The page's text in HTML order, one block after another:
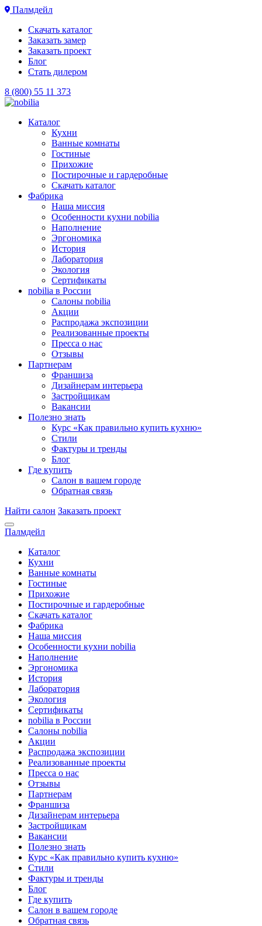
Палмдейл
Скачать каталог
Заказать замер
Заказать проект
Блог
Стать дилером
8 (800) 55 11 373
Каталог
Кухни
Ванные комнаты
Гостиные
Прихожие
Постирочные и гардеробные
Скачать каталог
Фабрика
Наша миссия
Особенности кухни nobilia
Наполнение
Эргономика
История
Лаборатория
Экология
Сертификаты
nobilia в России
Салоны nobilia
Акции
Распродажа экспозиции
Реализованные проекты
Пресса о нас
Отзывы
Партнерам
Франшиза
Дизайнерам интерьера
Застройщикам
Вакансии
Полезно знать
Курс «Как правильно купить кухню»
Cтили
Фактуры и тренды
Блог
Где купить
Салон в вашем городе
Обратная связь
Найти салон Заказать проект
Палмдейл
Каталог
Кухни
Ванные комнаты
Гостиные
Прихожие
Постирочные и гардеробные
Скачать каталог
Фабрика
Наша миссия
Особенности кухни nobilia
Наполнение
Эргономика
История
Лаборатория
Экология
Сертификаты
nobilia в России
Салоны nobilia
Акции
Распродажа экспозиции
Реализованные проекты
Пресса о нас
Отзывы
Партнерам
Франшиза
Дизайнерам интерьера
Застройщикам
Вакансии
Полезно знать
Курс «Как правильно купить кухню»
Cтили
Фактуры и тренды
Блог
Где купить
Салон в вашем городе
Обратная связь